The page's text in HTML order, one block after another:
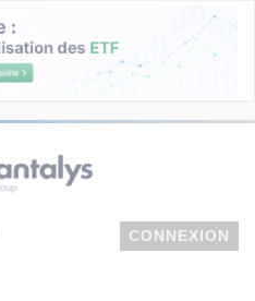
CONNEXION